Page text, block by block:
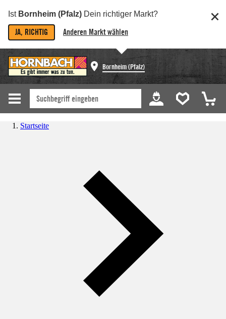
Ist Bornheim (Pfalz) Dein richtiger Markt?
JA, RICHTIG Anderen Markt wählen
Bornheim (Pfalz)
Startseite